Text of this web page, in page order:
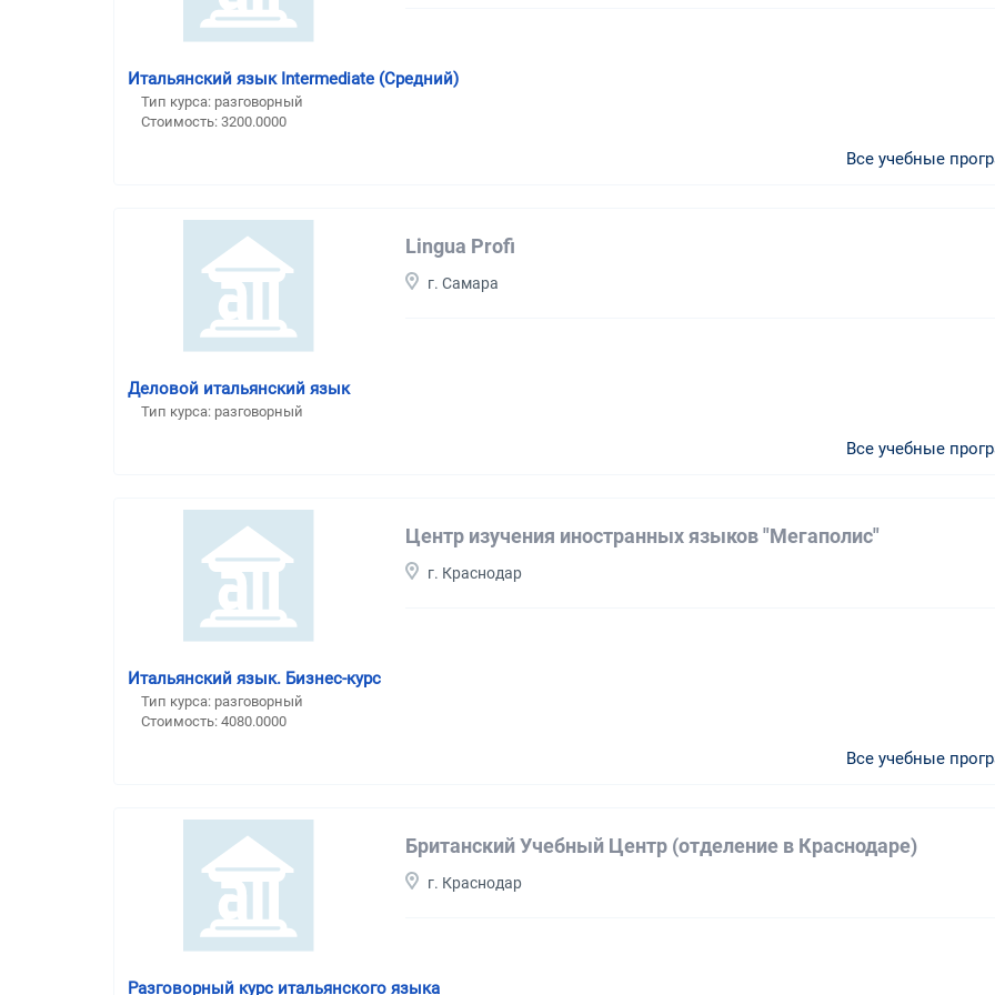
Итальянский язык Intermediate (Средний)
Тип курса: разговорный
Стоимость: 3200.0000
Все учебные
Lingua Profi
г. Самара
Деловой итальянский язык
Тип курса: разговорный
Все учебные
Центр изучения иностранных языков "Мегаполис"
г. Краснодар
Итальянский язык. Бизнес-курс
Тип курса: разговорный
Стоимость: 4080.0000
Все учебные
Британский Учебный Центр (отделение в Краснодаре)
г. Краснодар
Разговорный курс итальянского языка